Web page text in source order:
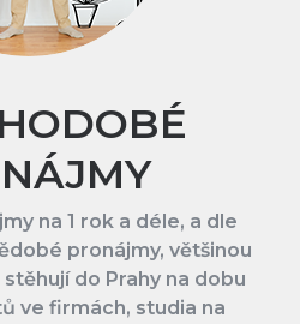
na 1 rok a déle, a dle
pronájmy, většinou
do Prahy na dobu
ve firmách, studia na